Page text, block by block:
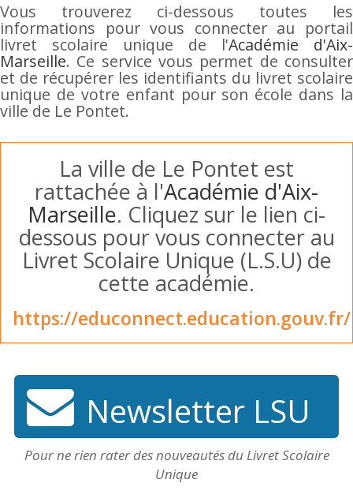
Vous trouverez ci-dessous toutes les
informations pour vous connecter au portail
livret scolaire unique de l'Académie d'Aix-
Marseille. Ce service vous permet de consulter
et de récupérer les identifiants du livret scolaire
unique de votre enfant pour son école dans la
ville de Le Pontet.
La ville de Le Pontet est
rattachée à l'Académie d'Aix-
Marseille. Cliquez sur le lien ci-
dessous pour vous connecter au
Livret Scolaire Unique (L.S.U) de
cette académie.
https://educonnect.education.gouv.fr/
Newsletter LSU
Pour ne rien rater des nouveautés du Livret Scolaire
Unique